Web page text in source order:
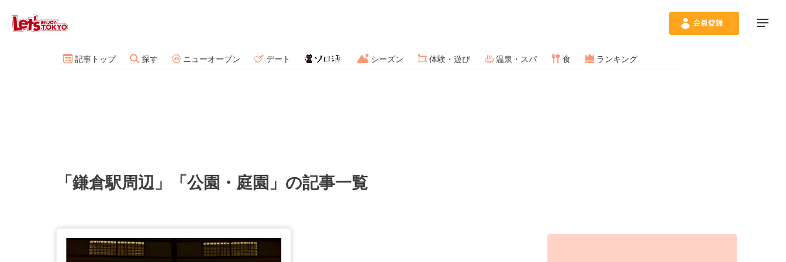
記事トップ 探す ニューオープン デート シーズン 体験・遊び 温泉・スパ 食 ランキング
「鎌倉駅周辺」「公園・庭園」の記事一覧